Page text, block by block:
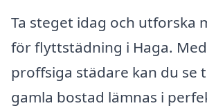
Ta steget idag och utforska
för flyttstädning i Haga.
proffsiga städare kan du se
gamla bostad lämnas i